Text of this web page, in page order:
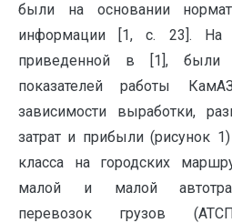
были на основании
информации [1, с. 23]. На
приведенной в [1], были
показателей работы
зависимости выработки,
затрат и прибыли (рисунок
класса на городских
малой и малой
перевозок грузов